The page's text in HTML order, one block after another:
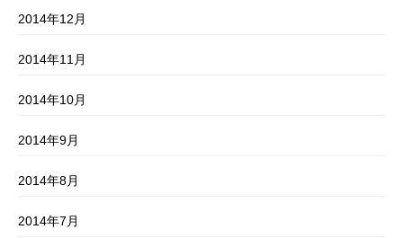
2014年12月
2014年11月
2014年10月
2014年9月
2014年8月
2014年7月